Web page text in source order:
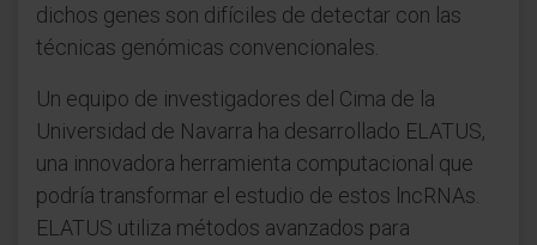
dichos genes son difíciles de detectar con las
técnicas genómicas convencionales.
Un equipo de investigadores del Cima de la
Universidad de Navarra ha desarrollado ELATUS,
una innovadora herramienta computacional que
podría transformar el estudio de estos lncRNAs.
ELATUS utiliza métodos avanzados para